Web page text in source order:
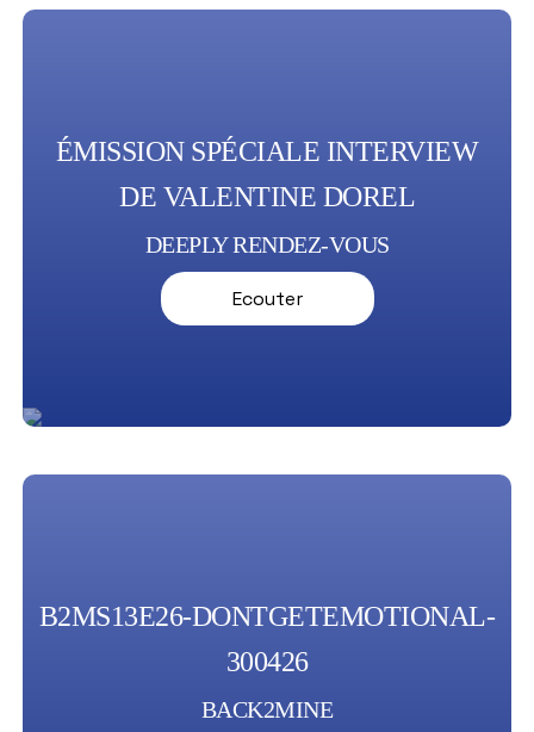
ÉMISSION SPÉCIALE INTERVIEW
DE VALENTINE DOREL
DEEPLY RENDEZ-VOUS
Ecouter
B2MS13E26-DONTGETEMOTIONAL-
300426
BACK2MINE